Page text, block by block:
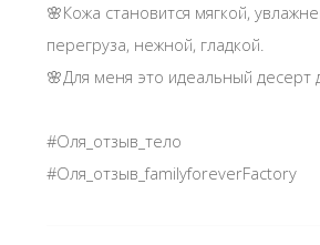
🌸Кожа становится мягкой,
перегруза, нежной, гладкой.
🌸Для меня это идеальный десерт
#Оля_отзыв_тело
#Оля_отзыв_familyforeverFactory